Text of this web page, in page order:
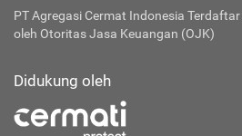
PT Agregasi Cermat Indonesia
oleh Otoritas Jasa Keuangan (OJK)
Didukung oleh